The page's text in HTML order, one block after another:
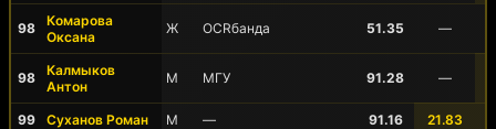
98
Комарова
Оксана
Ж OCRбанда 51.35 —
98
Калмыков
Антон
М МГУ 91.28 —
99 Суханов Роман М — 91.16 21.83